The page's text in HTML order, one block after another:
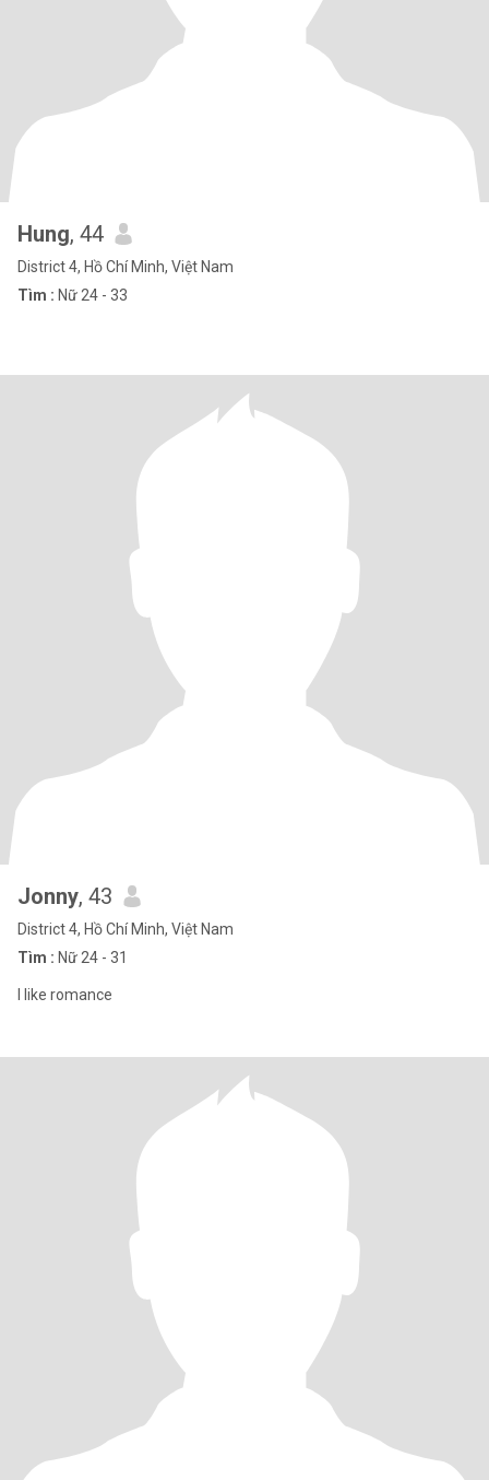
Hung, 44
District 4, Hồ Chí Minh, Việt Nam
Tìm : Nữ 24 - 33
Jonny, 43
District 4, Hồ Chí Minh, Việt Nam
Tìm : Nữ 24 - 31
I like romance